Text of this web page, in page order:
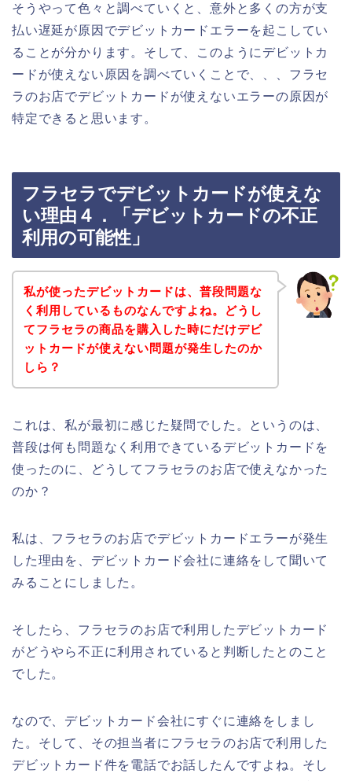
そうやって色々と調べていくと、意外と多くの方が支
払い遅延が原因でデビットカードエラーを起こしてい
ることが分かります。そして、このようにデビットカ
ードが使えない原因を調べていくことで、、、フラセ
ラのお店でデビットカードが使えないエラーの原因が
特定できると思います。
フラセラでデビットカードが使えな
い理由４．「デビットカードの不正
利用の可能性」
私が使ったデビットカードは、普段問題な
く利用しているものなんですよね。どうし
てフラセラの商品を購入した時にだけデビ
ットカードが使えない問題が発生したのか
しら？
これは、私が最初に感じた疑問でした。というのは、
普段は何も問題なく利用できているデビットカードを
使ったのに、どうしてフラセラのお店で使えなかった
のか？
私は、フラセラのお店でデビットカードエラーが発生
した理由を、デビットカード会社に連絡をして聞いて
みることにしました。
そしたら、フラセラのお店で利用したデビットカード
がどうやら不正に利用されていると判断したとのこと
でした。
なので、デビットカード会社にすぐに連絡をしまし
た。そして、その担当者にフラセラのお店で利用した
デビットカード件を電話でお話したんですよね。そし